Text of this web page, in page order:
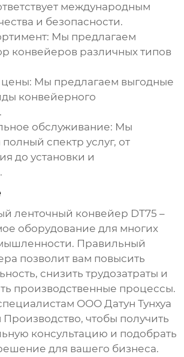
международным
и безопасности.
Мы предлагаем
конвейеров различных типов
цены: Мы предлагаем выгодные
конвейерного
обслуживание: Мы
спектр услуг, от
до установки и
ленточный конвейер DT75 –
оборудование для многих
Правильный
позволит вам повысить
снизить трудозатраты и
производственные процессы.
ООО Датун Тунхуа
чтобы получить
консультацию и подобрать
для вашего бизнеса.